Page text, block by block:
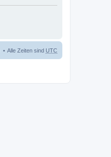
Alle Zeiten sind UTC